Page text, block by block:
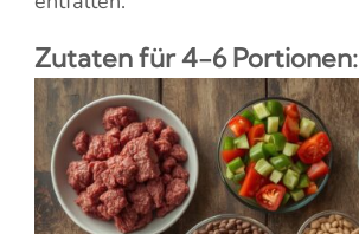
Zutaten für 4-6 Portionen: